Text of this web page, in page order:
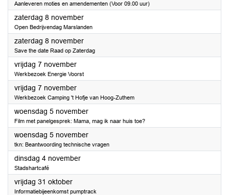
Aanleveren moties en amendementen (Voor 09.00 uur)
zaterdag 8 november2025
Open Bedrijvendag Marslanden
zaterdag 8 november2025
Save the date Raad op Zaterdag
vrijdag 7 november2025
Werkbezoek Energie Voorst
vrijdag 7 november2025
Werkbezoek Camping 't Hofje van Hoog-Zuthem
woensdag 5 november2025
Film met panelgesprek: Mama, mag ik naar huis toe?
woensdag 5 november2025
tkn: Beantwoording technische vragen
dinsdag 4 november2025
Stadshartcafé
vrijdag 31 oktober2025
Informatiebijeenkomst pumptrack